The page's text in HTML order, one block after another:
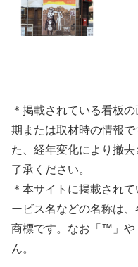
＊掲載されている看板
期または取材時の情報
た、経年変化により撤
了承ください。
＊本サイトに掲載され
ービス名などの名称は
商標です。なお「™」
ん。